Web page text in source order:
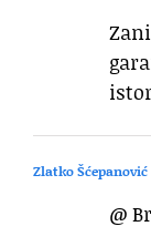
Zlatko Šćepanović
@